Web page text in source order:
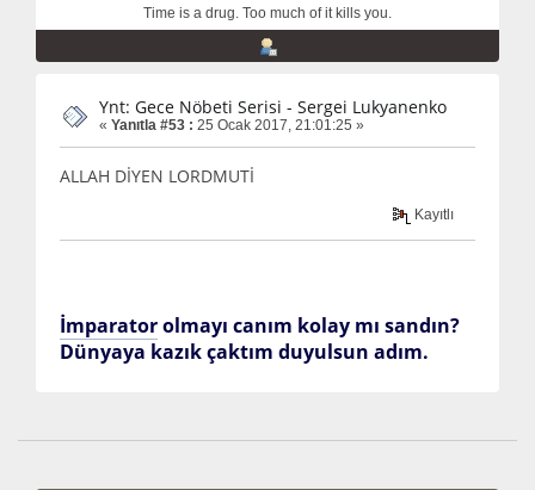
Time is a drug. Too much of it kills you.
Ynt: Gece Nöbeti Serisi - Sergei Lukyanenko
« Yanıtla #53 : 25 Ocak 2017, 21:01:25 »
ALLAH DİYEN LORDMUTİ
Kayıtlı
İmparatorolmayı canım kolay mı sandın?
Dünyaya kazık çaktım duyulsun adım.